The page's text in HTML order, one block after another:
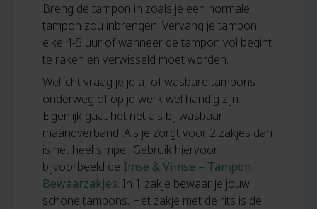
Breng de tampon in zoals je een normale
tampon zou inbrengen. Vervang je tampon
elke 4-5 uur of wanneer de tampon vol begint
te raken en verwisseld moet worden.
Wellicht vraag je je af of wasbare tampons
onderweg of op je werk wel handig zijn.
Eigenlijk gaat het net als bij wasbaar
maandverband. Als je zorgt voor 2 zakjes dan
is het heel simpel. Gebruik hiervoor
bijvoorbeeld de Imse & Vimse – Tampon
Bewaarzakjes. In 1 zakje bewaar je jouw
schone tampons. Het zakje met de rits is de